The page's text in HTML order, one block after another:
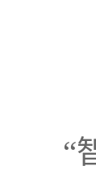
“智